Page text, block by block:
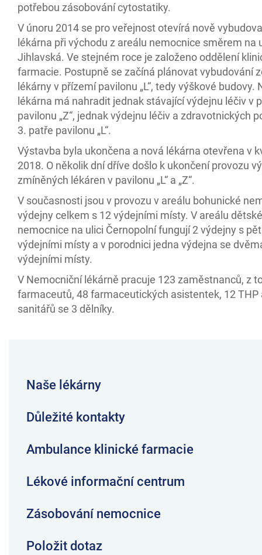
potřebou zásobování cytostatiky.
V únoru 2014 se pro veřejnost otevírá nově
lékárna při východu z areálu nemocnice směrem na
Jihlavská. Ve stejném roce je založeno oddělení
farmacie. Postupně se začíná plánovat vybudování
lékárny v přízemí pavilonu „L“, tedy výškové budovy.
lékárna má nahradit jednak stávající výdejnu léčiv v
pavilonu „Z“, jednak výdejnu léčiv a zdravotnických
3. patře pavilonu „L“.
Výstavba byla ukončena a nová lékárna otevřena v
2018. O několik dní dříve došlo k ukončení provozu
zmíněných lékáren v pavilonu „L“ a „Z“.
V současnosti jsou v provozu v areálu bohunické
výdejny celkem s 12 výdejními místy. V areálu dětské
nemocnice na ulici Černopolní fungují 2 výdejny s
výdejními místy a v porodnici jedna výdejna se
výdejními místy.
V Nemocniční lékárně pracuje 123 zaměstnanců, z
farmaceutů, 48 farmaceutických asistentek, 12 THP
sanitářů se 3 dělníky.
Naše lékárny
Důležité kontakty
Ambulance klinické farmacie
Lékové informační centrum
Zásobování nemocnice
Položit dotaz